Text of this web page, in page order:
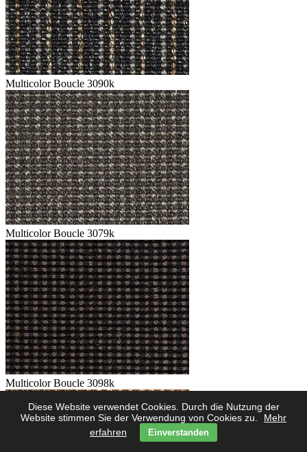
Diese Website verwendet Cookies. Durch die Nutzung der
Website stimmen Sie der Verwendung von Cookies zu.
Mehr
erfahren
Einverstanden
Multicolor Boucle 3090k
Multicolor Boucle 3079k
Multicolor Boucle 3098k